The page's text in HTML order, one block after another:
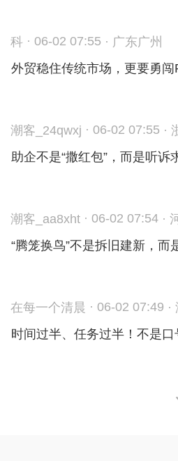
科 · 06-02 07:55 · 广东广州
外贸稳住传统市场，更要勇
潮客_24qwxj · 06-02 07:55 ·
助企不是“撒红包”，而是听
潮客_aa8xht · 06-02 07:54 ·
“腾笼换鸟”不是拆旧建新，
在每一个清晨 · 06-02 07:49 ·
时间过半、任务过半！不是